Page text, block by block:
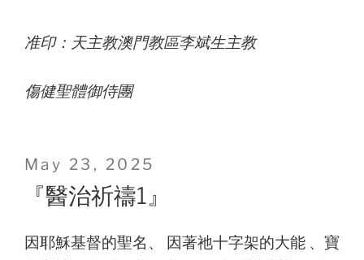
准印：天主教澳門教區李斌生主教
傷健聖體御侍團
Posted
on
May 23, 2025
『醫治祈禱1』
因耶穌基督的聖名、 因著祂十字架的大能 、寶